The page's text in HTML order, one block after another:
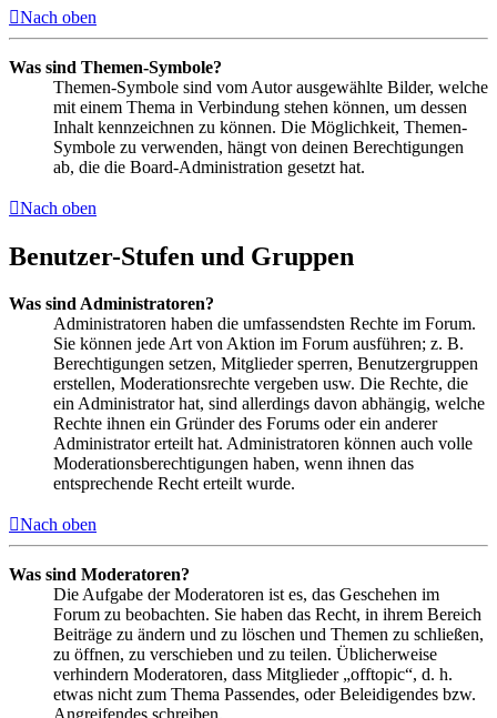
Nach oben
Was sind Themen-Symbole?
Themen-Symbole sind vom Autor ausgewählte Bilder, welche
mit einem Thema in Verbindung stehen können, um dessen
Inhalt kennzeichnen zu können. Die Möglichkeit, Themen-
Symbole zu verwenden, hängt von deinen Berechtigungen
ab, die die Board-Administration gesetzt hat.
Nach oben
Benutzer-Stufen und Gruppen
Was sind Administratoren?
Administratoren haben die umfassendsten Rechte im Forum.
Sie können jede Art von Aktion im Forum ausführen; z. B.
Berechtigungen setzen, Mitglieder sperren, Benutzergruppen
erstellen, Moderationsrechte vergeben usw. Die Rechte, die
ein Administrator hat, sind allerdings davon abhängig, welche
Rechte ihnen ein Gründer des Forums oder ein anderer
Administrator erteilt hat. Administratoren können auch volle
Moderationsberechtigungen haben, wenn ihnen das
entsprechende Recht erteilt wurde.
Nach oben
Was sind Moderatoren?
Die Aufgabe der Moderatoren ist es, das Geschehen im
Forum zu beobachten. Sie haben das Recht, in ihrem Bereich
Beiträge zu ändern und zu löschen und Themen zu schließen,
zu öffnen, zu verschieben und zu teilen. Üblicherweise
verhindern Moderatoren, dass Mitglieder „offtopic“, d. h.
etwas nicht zum Thema Passendes, oder Beleidigendes bzw.
Angreifendes schreiben.